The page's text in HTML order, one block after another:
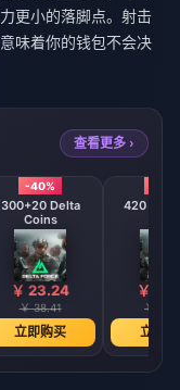
更小的落脚点。射击
味着你的钱包不会决
查看更多 ›
-40%
300+20 Delta
Coins
￥ 23.24
￥ 38.41
立即购买
420 + 40
￥
￥
立即